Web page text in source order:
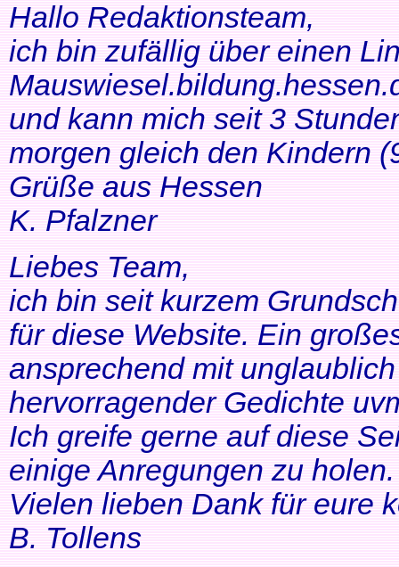
Hallo Redaktionsteam,
ich bin zufällig über einen
und kann mich seit 3
morgen gleich den Kindern
Grüße aus Hessen
K. Pfalzner
Liebes Team,
ich bin seit kurzem
für diese Website. Ein
ansprechend mit
hervorragender Gedichte
Ich greife gerne auf diese
einige Anregungen zu
Vielen lieben Dank für eure
B. Tollens